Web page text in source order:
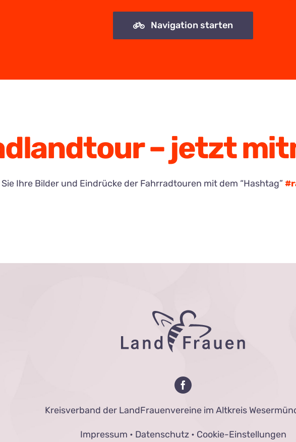
Navigation starten
– jetzt
Ihre Bilder und Eindrücke der Fahrradtouren mit dem “Hashtag”
Kreisverband der LandFrauenvereine im Altkreis
Impressum • Datenschutz• Cookie-Einstellungen